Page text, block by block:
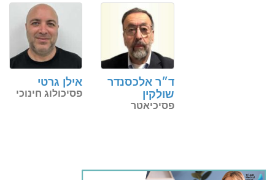
אילן גרטי
פסיכולוג חינוכי
ד״ר אלכסנדר
שולקין
פסיכיאטר